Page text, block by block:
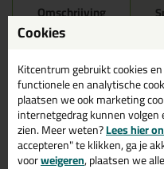
Omschrijving
Soudal
Alu-wit Ral
Zoek je kit in een specifieke
Soudal Silirub 2S 300ml in
gebruiken voor
veelzijdige kit welke
bijpassende kleur zoekt met
Cookies
Kitcentrum gebruikt cookies
functionele en analytische
plaatsen we ook marketing
internetgedrag kunnen
zien. Meer weten?Lees hier
accepteren" te klikken, ga je
voorweigeren, plaatsen we